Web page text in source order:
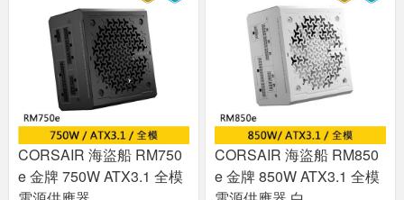
CORSAIR 海盜船 RM750
e 金牌 750W ATX3.1 全模
CORSAIR 海盜船 RM850
e 金牌 850W ATX3.1 全模